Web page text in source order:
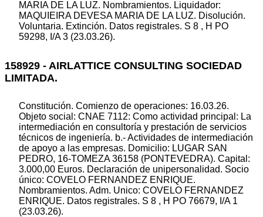
MARIA DE LA LUZ. Nombramientos. Liquidador:
MAQUIEIRA DEVESA MARIA DE LA LUZ. Disolución.
Voluntaria. Extinción. Datos registrales. S 8 , H PO
59298, I/A 3 (23.03.26).
158929 - AIRLATTICE CONSULTING SOCIEDAD
LIMITADA.
Constitución. Comienzo de operaciones: 16.03.26.
Objeto social: CNAE 7112: Como actividad principal: La
intermediación en consultoría y prestación de servicios
técnicos de ingeniería. b.- Actividades de intermediación
de apoyo a las empresas. Domicilio: LUGAR SAN
PEDRO, 16-TOMEZA 36158 (PONTEVEDRA). Capital:
3.000,00 Euros. Declaración de unipersonalidad. Socio
único: COVELO FERNANDEZ ENRIQUE.
Nombramientos. Adm. Unico: COVELO FERNANDEZ
ENRIQUE. Datos registrales. S 8 , H PO 76679, I/A 1
(23.03.26).